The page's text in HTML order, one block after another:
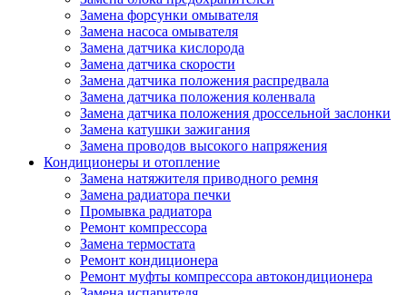
Замена форсунки омывателя
Замена насоса омывателя
Замена датчика кислорода
Замена датчика скорости
Замена датчика положения распредвала
Замена датчика положения коленвала
Замена датчика положения дроссельной заслонки
Замена катушки зажигания
Замена проводов высокого напряжения
Кондиционеры и отопление
Замена натяжителя приводного ремня
Замена радиатора печки
Промывка радиатора
Ремонт компрессора
Замена термостата
Ремонт кондиционера
Ремонт муфты компрессора автокондиционера